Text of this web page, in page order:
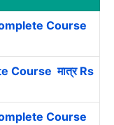
Course
Course मात्र Rs
Course